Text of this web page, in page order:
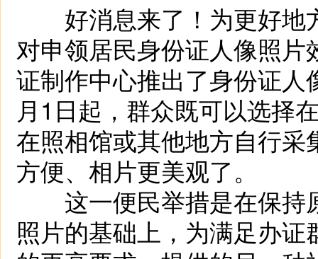
好消息来了！为更好地
对申领居民身份证人像照
证制作中心推出了身份证
月1日起，群众既可以选择
在照相馆或其他地方自行
方便、相片更美观了。
这一便民举措是在保持
照片的基础上，为满足办